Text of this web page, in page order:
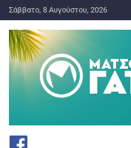
Σάββατο, 8 Αυγούστου, 2026
Ματσωμένος